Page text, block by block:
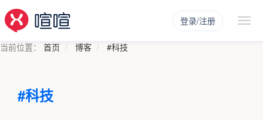
登录/注册
当前位置： 首页 博客 #科技
#科技